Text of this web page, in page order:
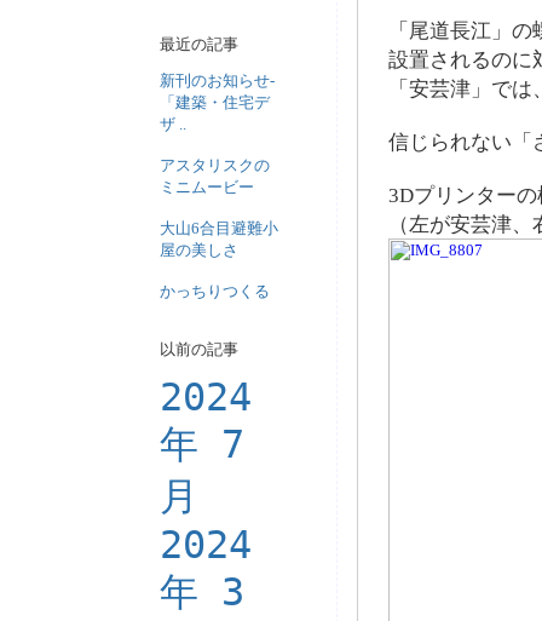
最近の記事
新刊のお知らせ-
「建築・住宅デ
ザ ..
アスタリスクの
ミニムービー
大山6合目避難小
屋の美しさ
かっちりつくる
以前の記事
2024
年 7
月
2024
年 3
「尾道長江」
設置されるのに
「安芸津」で
信じられない「
3Dプリンターの
（左が安芸津